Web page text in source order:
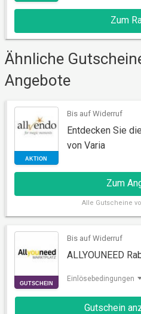
Zum
Ähnliche
Angebote
Bis auf Widerruf
Entdecken Sie
von Varia
Zum
Alle Gutscheine
Bis auf Widerruf
ALLYOUNEED
Einlösebedingungen
Gutschein